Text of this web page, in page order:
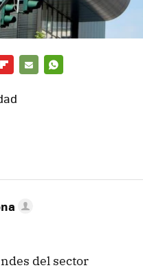
del sector